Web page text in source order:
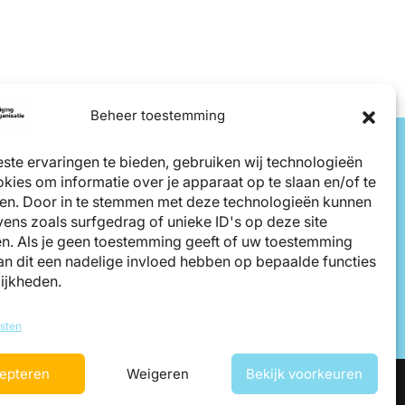
Beheer toestemming
ervaringen te bieden, gebruiken wij technologieën
om informatie over je apparaat op te slaan en/of te
Door in te stemmen met deze technologieën kunnen
zoals surfgedrag of unieke ID's op deze site
Als je geen toestemming geeft of uw toestemming
dit een nadelige invloed hebben op bepaalde functies
Weigeren Bekijk voorkeuren